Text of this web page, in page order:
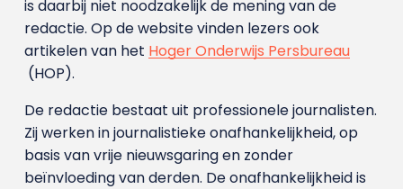
is daarbij niet noodzakelijk de mening van de
redactie. Op de website vinden lezers ook
artikelen van het Hoger Onderwijs Persbureau
(HOP).
De redactie bestaat uit professionele journalisten.
Zij werken in journalistieke onafhankelijkheid, op
basis van vrije nieuwsgaring en zonder
beïnvloeding van derden. De onafhankelijkheid is